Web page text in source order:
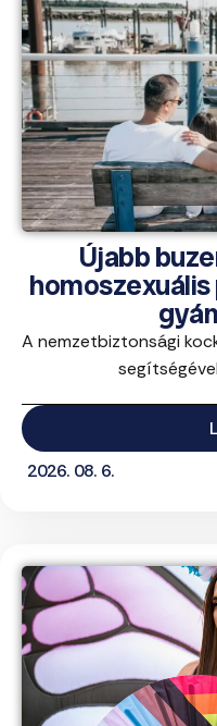
Újabb
A nemzetbiztonsági
2026. 08. 6.